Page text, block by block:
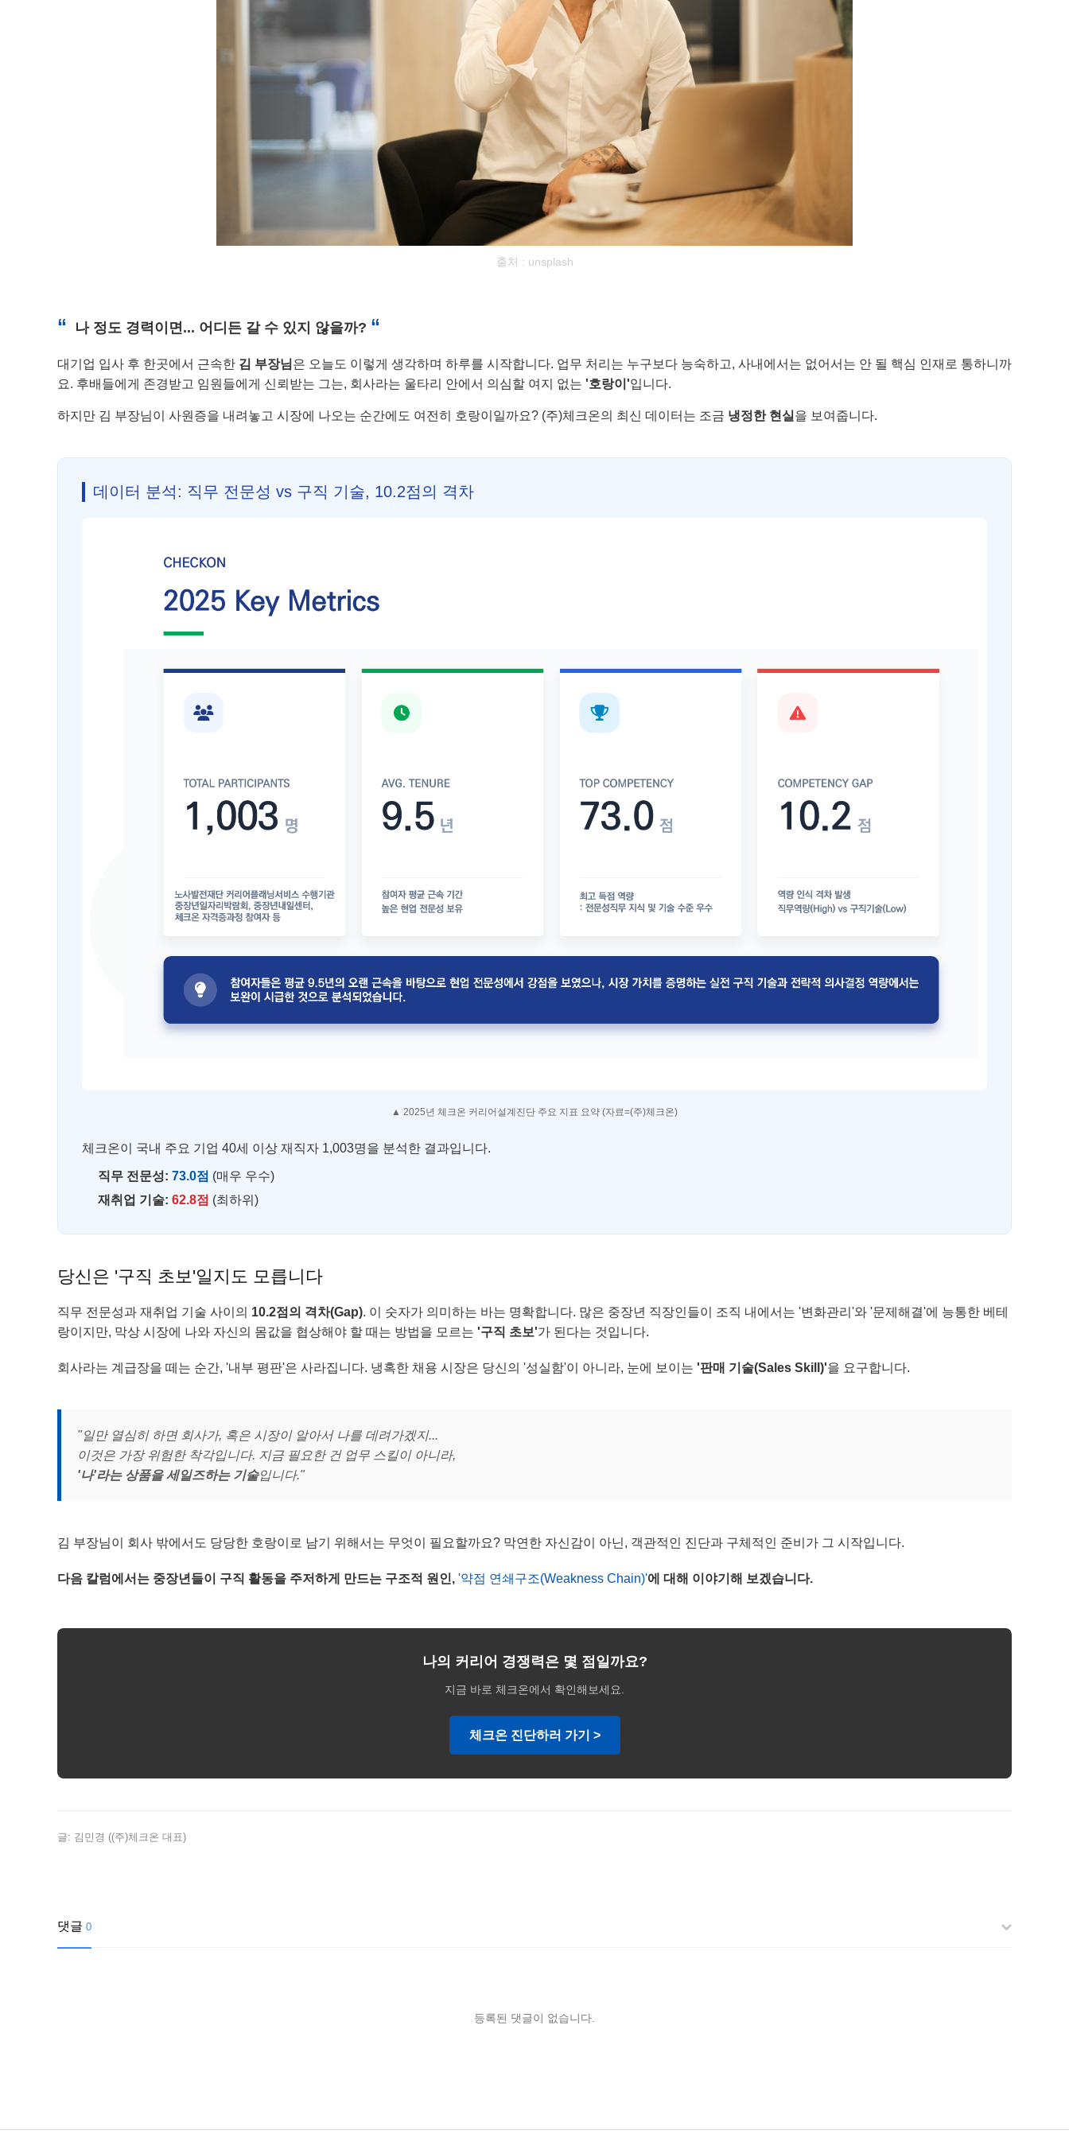
출처 : unsplash
“ 나 정도 경력이면... 어디든 갈 수 있지 않을까? “
대기업 입사 후 한곳에서 근속한 김 부장님은 오늘도 이렇게 생각하며 하루를 시작합니다. 업무 처리는 누구보다 능숙하고, 사내에서는 없어서는 안 될 핵심 인재로 통하니까
요. 후배들에게 존경받고 임원들에게 신뢰받는 그는, 회사라는 울타리 안에서 의심할 여지 없는 '호랑이'입니다.
하지만 김 부장님이 사원증을 내려놓고 시장에 나오는 순간에도 여전히 호랑이일까요? (주)체크온의 최신 데이터는 조금 냉정한 현실 을 보여줍니다.
데이터 분석: 직무 전문성 vs 구직 기술, 10.2점의 격차
▲ 2025년 체크온 커리어설계진단 주요 지표 요약 (자료=(주)체크온)
체크온이 국내 주요 기업 40세 이상 재직자 1,003명을 분석한 결과입니다.
직무 전문성: 73.0점 (매우 우수)
재취업 기술: 62.8점 (최하위)
당신은 '구직 초보'일지도 모릅니다
직무 전문성과 재취업 기술 사이의 10.2점의 격차(Gap). 이 숫자가 의미하는 바는 명확합니다. 많은 중장년 직장인들이 조직 내에서는 '변화관리'와 '문제해결'에 능통한 베테
랑이지만, 막상 시장에 나와 자신의 몸값을 협상해야 할 때는 방법을 모르는 '구직 초보'가 된다는 것입니다.
회사라는 계급장을 떼는 순간, '내부 평판'은 사라집니다. 냉혹한 채용 시장은 당신의 '성실함'이 아니라, 눈에 보이는 '판매 기술(Sales Skill)'을 요구합니다.
"일만 열심히 하면 회사가, 혹은 시장이 알아서 나를 데려가겠지...
이것은 가장 위험한 착각입니다. 지금 필요한 건 업무 스킬이 아니라,
'나'라는 상품을 세일즈하는 기술입니다."
김 부장님이 회사 밖에서도 당당한 호랑이로 남기 위해서는 무엇이 필요할까요? 막연한 자신감이 아닌, 객관적인 진단과 구체적인 준비가 그 시작입니다.
다음 칼럼에서는 중장년들이 구직 활동을 주저하게 만드는 구조적 원인, '약점 연쇄구조(Weakness Chain)'에 대해 이야기해 보겠습니다.
나의 커리어 경쟁력은 몇 점일까요?
지금 바로 체크온에서 확인해보세요.
체크온 진단하러 가기 >
글: 김민경 ((주)체크온 대표)
댓글 0
등록된 댓글이 없습니다.